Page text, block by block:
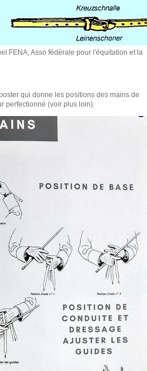
FENA, Asso fédérale pour l'équitation et la
qui donne les positions des mains de
perfectionné (voir plus loin).